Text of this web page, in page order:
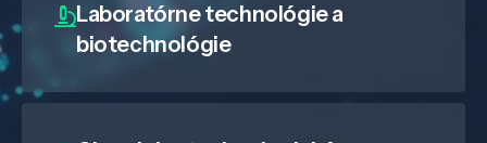
Laboratórne technológie a
biotechnológie